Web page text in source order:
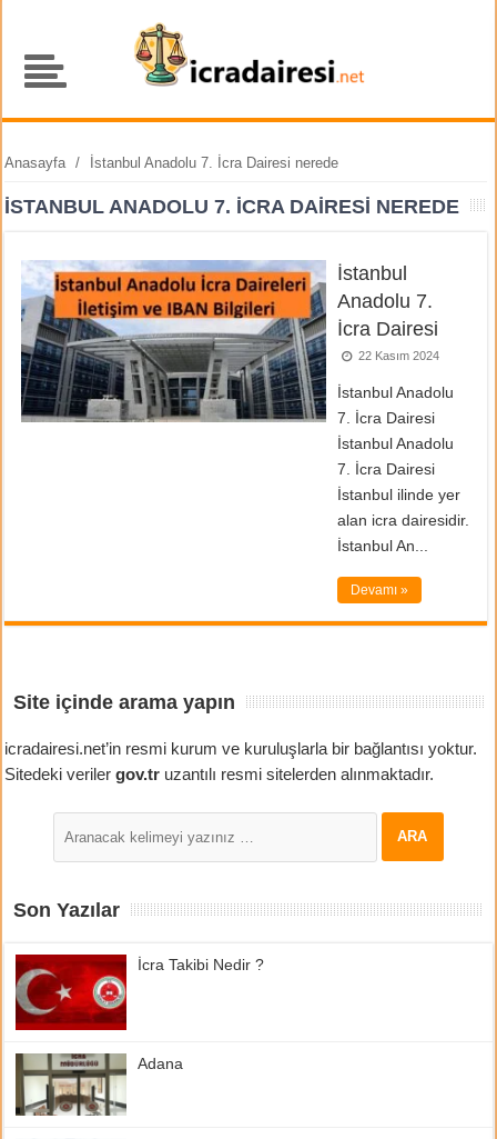
Anasayfa / İstanbul Anadolu 7. İcra Dairesi nerede
İSTANBUL ANADOLU 7. İCRA DAIRESI NEREDE
İstanbul
Anadolu 7.
İcra Dairesi
22 Kasım 2024
İstanbul Anadolu
7. İcra Dairesi
İstanbul Anadolu
7. İcra Dairesi
İstanbul ilinde yer
alan icra dairesidir.
İstanbul An...
Devamı »
Site içinde arama yapın
icradairesi.net’in resmi kurum ve kuruluşlarla bir bağlantısı yoktur.
Sitedeki verilergov.tr uzantılı resmi sitelerden alınmaktadır.
Son Yazılar
İcra Takibi Nedir ?
Adana